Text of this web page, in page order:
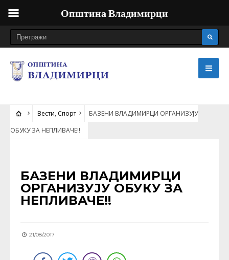
Вести, Спорт
БАЗЕНИ ВЛАДИМИРЦИ ОРГАНИЗУЈУ
ОБУКУ ЗА НЕПЛИВАЧЕ!!
БАЗЕНИ ВЛАДИМИРЦИ
ОРГАНИЗУЈУ ОБУКУ ЗА
НЕПЛИВАЧЕ!!
21/08/2017
Општина Владимирци